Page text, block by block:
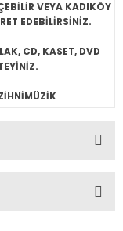
VEYA KADIKÖY
EDEBİLİRSİNİZ.
CD, KASET, DVD